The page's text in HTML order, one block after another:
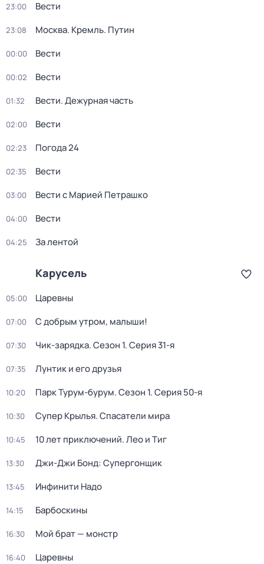
23:00 Вести
23:08 Москва. Кремль. Путин
00:00 Вести
00:02 Вести
01:32 Вести. Дежурная часть
02:00 Вести
02:23 Погода 24
02:35 Вести
03:00 Вести с Марией Петрашко
04:00 Вести
04:25 За лентой
Карусель
05:00 Царевны
07:00 С добрым утром, малыши!
07:30 Чик-зарядка. Сезон 1. Серия 31-я
07:35 Лунтик и его друзья
10:20 Парк Турум-бурум. Сезон 1. Серия 50-я
10:30 Супер Крылья. Спасатели мира
10:45 10 лет приключений. Лео и Тиг
13:30 Джи-Джи Бонд: Супергонщик
13:45 Инфинити Надо
14:15 Барбоскины
16:30 Мой брат — монстр
16:40 Царевны